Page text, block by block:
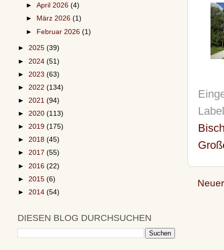
►April 2026(4)
►
März 2026(1)
► Februar 2026(1)
► 2025 (39)
► 2024 (51)
► 2023 (63)
► 2022 (134)
► 2021 (94)
► 2020 (113)
► 2019 (175)
► 2018 (45)
► 2017 (55)
► 2016 (22)
► 2015 (6)
► 2014 (54)
DIESEN BLOG DURCHSUCHEN